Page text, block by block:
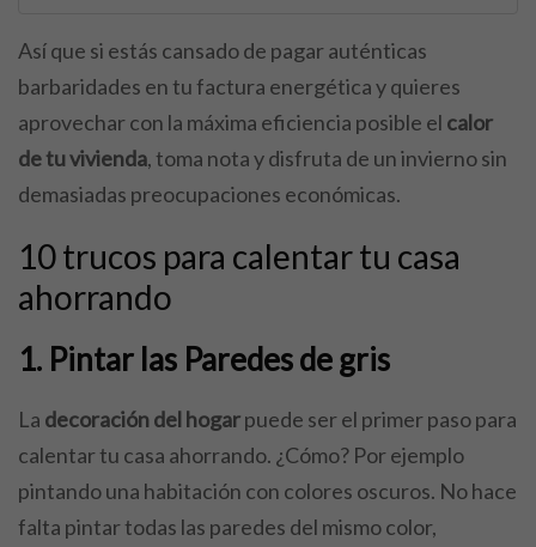
Así que si estás cansado de pagar auténticas
barbaridades en tu factura energética y quieres
aprovechar con la máxima eficiencia posible el calor
de tu vivienda, toma nota y disfruta de un invierno sin
demasiadas preocupaciones económicas.
10 trucos para calentar tu casa
ahorrando
1. Pintar las Paredes de gris
La decoración del hogarpuede ser el primer paso para
calentar tu casa ahorrando. ¿Cómo? Por ejemplo
pintando una habitación con colores oscuros. No hace
falta pintar todas las paredes del mismo color,